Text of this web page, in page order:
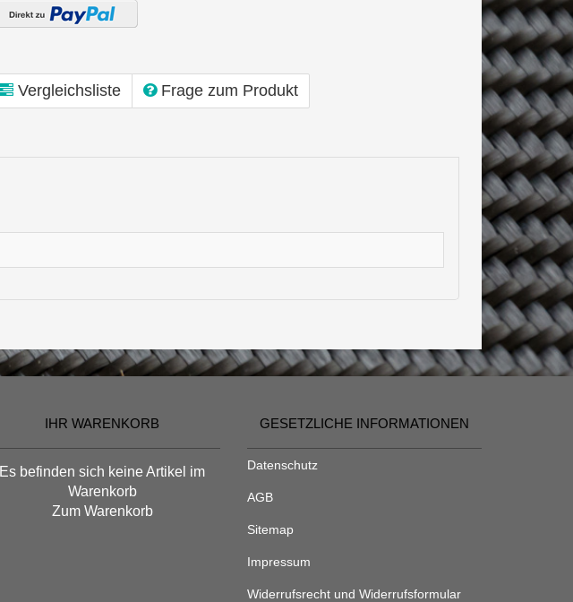
Vergleichsliste Frage zum Produkt
IHR WARENKORB
Es befinden sich keine Artikel im
Warenkorb
Zum Warenkorb
GESETZLICHE INFORMATIONEN
Datenschutz
AGB
Sitemap
Impressum
Widerrufsrecht und Widerrufsformular